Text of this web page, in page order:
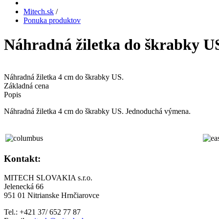
Mitech.sk /
Ponuka produktov
Náhradná žiletka do škrabky
Náhradná žiletka 4 cm do škrabky US.
Základná cena
Popis
Náhradná žiletka 4 cm do škrabky US. Jednoduchá výmena.
Kontakt:
MITECH SLOVAKIA s.r.o.
Jelenecká 66
951 01 Nitrianske Hrnčiarovce
Tel.: +421 37/ 652 77 87